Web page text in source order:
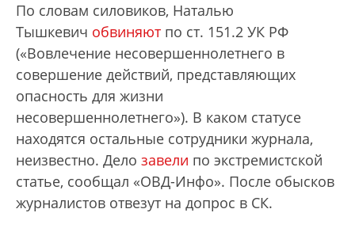
По словам силовиков, Наталью
Тышкевич обвиняют по ст. 151.2 УК РФ
(«Вовлечение несовершеннолетнего в
совершение действий, представляющих
опасность для жизни
несовершеннолетнего»). В каком статусе
находятся остальные сотрудники журнала,
неизвестно. Дело завели по экстремистской
статье, сообщал «ОВД-Инфо». После обысков
журналистов отвезут на допрос в СК.